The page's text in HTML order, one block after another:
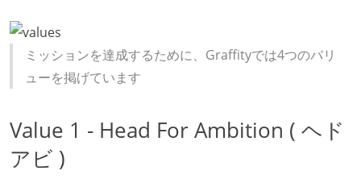
ミッションを達成するために、Graffityでは4つのバリ
ューを掲げています
Value 1 - Head For Ambition ( ヘド
アビ )